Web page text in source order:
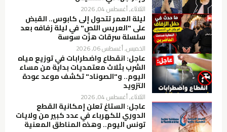
الثلاثاء, أغسطس 04, 2026
ليلة العمر تتحول إلى كابوس.. القبض
على "العريس اللص" في ليلة زفافه بعد
سلسلة سرقات هزّت سوسة
الخميس, أغسطس 06, 2026
عاجل: انقطاع واضطرابات في توزيع مياه
الشرب بثلاث معتمديات بداية من مساء
اليوم.. و"الصوناد" تكشف موعد عودة
التزويد
الثلاثاء, أغسطس 04, 2026
عاجل: الستاغ تعلن إمكانية القطع
الدوري للكهرباء في عدد كبير من ولايات
تونس اليوم.. وهذه المناطق المعنية